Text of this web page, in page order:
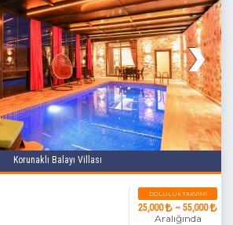
Korunaklı Balayı Villası
DOLULUK TAKVIMI
25,000 ~ 55,000
Aralığında